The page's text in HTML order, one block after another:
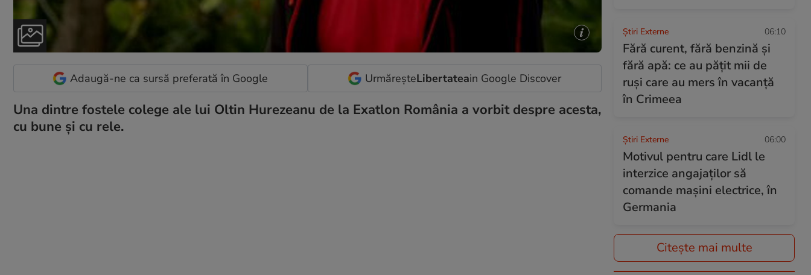
Adaugă-ne ca sursă preferată în Google UrmăreșteLibertateain Google Discover
Una dintre fostele colege ale lui Oltin Hurezeanu de la Exatlon România a vorbit despre acesta,
cu bune și cu rele.
Știri Externe 06:10
Fără curent, fără benzină și
fără apă: ce au pățit mii de
ruși care au mers în vacanță
în Crimeea
Știri Externe 06:00
Motivul pentru care Lidl le
interzice angajaților să
comande mașini electrice, în
Germania
Citește mai multe